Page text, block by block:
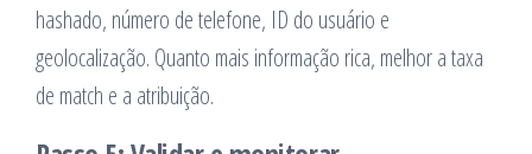
hashado, número de telefone, ID do usuário e
geolocalização. Quanto mais informação rica, melhor a taxa
de match e a atribuição.